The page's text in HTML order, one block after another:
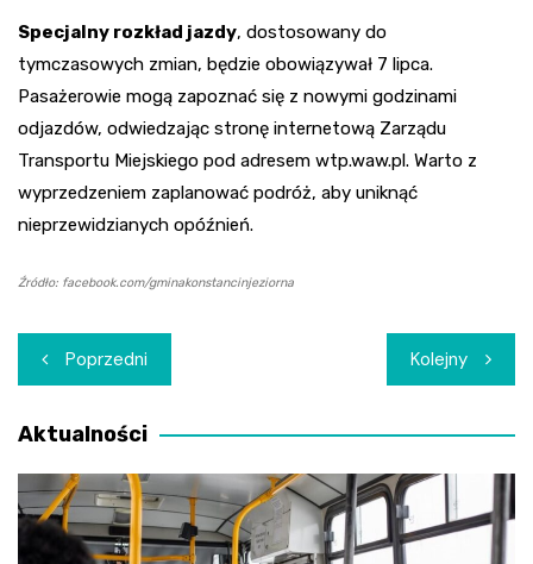
Specjalny rozkład jazdy, dostosowany do
tymczasowych zmian, będzie obowiązywał 7 lipca.
Pasażerowie mogą zapoznać się z nowymi godzinami
odjazdów, odwiedzając stronę internetową Zarządu
Transportu Miejskiego pod adresem wtp.waw.pl. Warto z
wyprzedzeniem zaplanować podróż, aby uniknąć
nieprzewidzianych opóźnień.
Źródło: facebook.com/gminakonstancinjeziorna
Nawigacja
wpisu
Poprzedni Kolejny
Aktualności